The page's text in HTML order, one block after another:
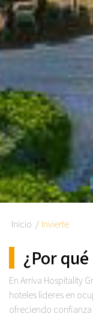
Inicio Invierte
¿Por
En Arriva Hospitality
hoteles líderes en
ofreciendo confianza